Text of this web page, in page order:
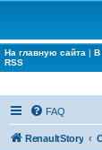
На главную сайта | В
RSS
FAQ
RenaultStory